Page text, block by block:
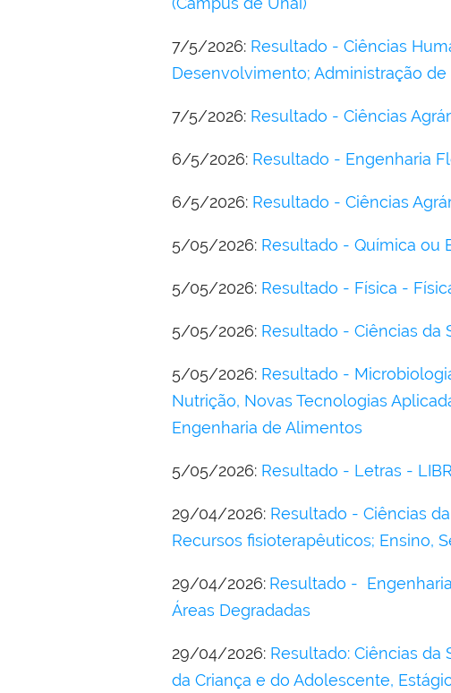
7/5/2026: Resultado - Ciências
Desenvolvimento; Administração
7/5/2026: Resultado - Ciências
6/5/2026: Resultado - Engenharia
6/5/2026: Resultado - Ciências
5/05/2026: Resultado - Química ou
5/05/2026: Resultado - Física -
5/05/2026: Resultado - Ciências
5/05/2026: Resultado -
Nutrição, Novas Tecnologias
Engenharia de Alimentos
5/05/2026: Resultado - Letras -
29/04/2026: Resultado - Ciências
Recursos fisioterapêuticos; Ensino,
29/04/2026: Resultado -
Áreas Degradadas
29/04/2026: Resultado: Ciências da
da Criança e do Adolescente,